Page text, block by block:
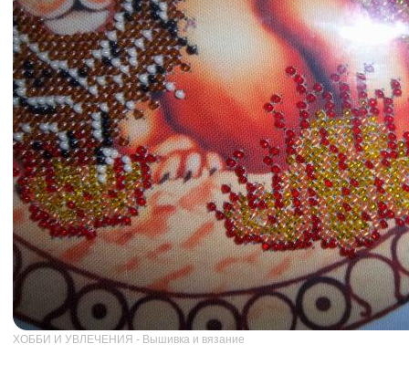
ХОББИ И УВЛЕЧЕНИЯ - Вышивка и вязание